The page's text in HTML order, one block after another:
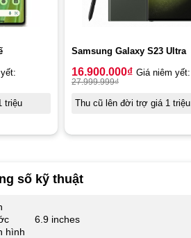
triệu
Samsung Galaxy S23 Ultra
16.900.000₫ Giá niêm yết:
27.999.999₫
Thu cũ lên đời trợ giá 1 triệu
số kỹ thuật
hình
6.9 inches